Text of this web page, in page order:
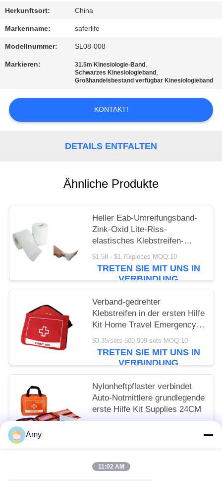
SITEMAP
DATENSCHUTZRICHTLINIE
Herkunftsort: China
Markenname: saferlife
Modellnummer: SL08-008
Markieren: 31.5m Kinesiologie-Band ,
Schwarzes Kinesiologieband ,
Großhandelsbestand verfügbar Kinesiologieband
KONTAKT!
DETAILS ENTFALTEN
Ähnliche Produkte
Heller Eab-Umreifungsband-
Zink-Oxid Lite-Riss-
elastisches Klebstreifen-
elastisches Sport-Band
$1.58 - $1.70/pieces MOQ:10
TRETEN SIE MIT UNS IN
VERBINDUNG
Verband-gedrehter
Klebstreifen in der ersten Hilfe
Kit Home Travel Emergency
Survival, der 18CM wandert
$3.35/sets 500-999 sets MOQ:10
TRETEN SIE MIT UNS IN
VERBINDUNG
Nylonheftpflaster verbindet
Auto-Notmittlere grundlegende
erste Hilfe Kit Supplies 24CM
VERBINDUNG
Amy
11:02 AM